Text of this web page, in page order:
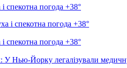
спекотна погода +38°
спекотна погода +38°